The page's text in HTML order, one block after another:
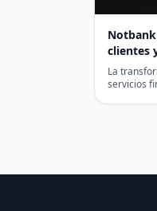
clientes
La
servicios